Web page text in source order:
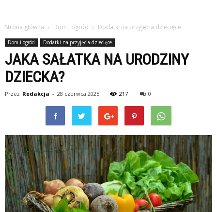
Strona główna Dom i ogród Dodatki na przyjęcia dziecięce
Dom i ogród Dodatki na przyjęcia dziecięce
JAKA SAŁATKA NA URODZINY
DZIECKA?
Przez Redakcja - 28 czerwca 2025 217 0